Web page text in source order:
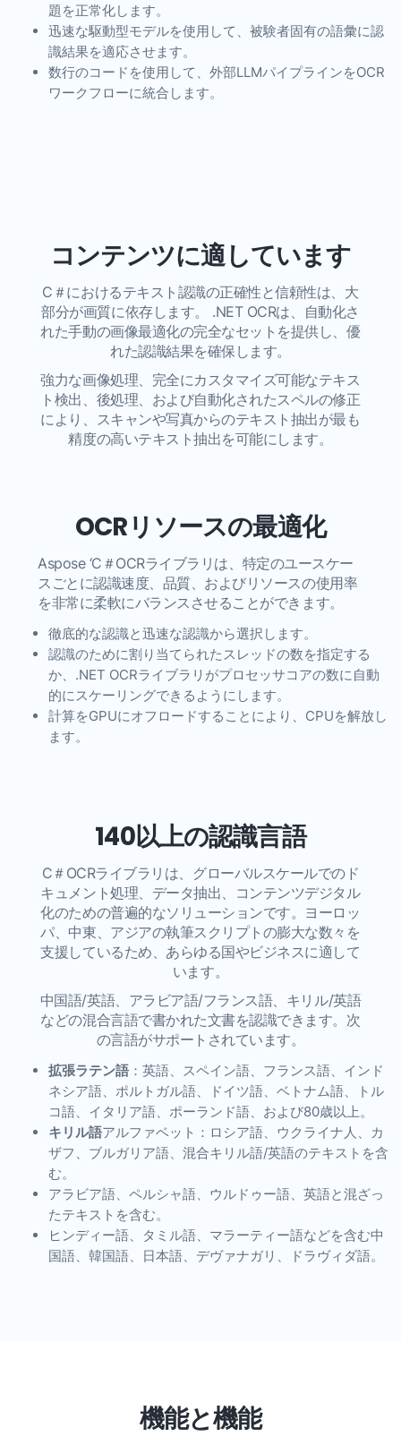
題を正常化します。
迅速な駆動型モデルを使用して、被験者固有の語彙に認
識結果を適応させます。
数行のコードを使用して、外部LLMパイプラインをOCR
ワークフローに統合します。
コンテンツに適しています
C＃におけるテキスト認識の正確性と信頼性は、大
部分が画質に依存します。 .NET OCRは、自動化さ
れた手動の画像最適化の完全なセットを提供し、優
れた認識結果を確保します。
強力な画像処理、完全にカスタマイズ可能なテキス
ト検出、後処理、および自動化されたスペルの修正
により、スキャンや写真からのテキスト抽出が最も
精度の高いテキスト抽出を可能にします。
OCRリソースの最適化
Aspose ‘C＃OCRライブラリは、特定のユースケー
スごとに認識速度、品質、およびリソースの使用率
を非常に柔軟にバランスさせることができます。
徹底的な認識と迅速な認識から選択します。
認識のために割り当てられたスレッドの数を指定する
か、.NET OCRライブラリがプロセッサコアの数に自動
的にスケーリングできるようにします。
計算をGPUにオフロードすることにより、CPUを解放し
ます。
140以上の認識言語
C＃OCRライブラリは、グローバルスケールでのド
キュメント処理、データ抽出、コンテンツデジタル
化のための普遍的なソリューションです。ヨーロッ
パ、中東、アジアの執筆スクリプトの膨大な数々を
支援しているため、あらゆる国やビジネスに適して
います。
中国語/英語、アラビア語/フランス語、キリル/英語
などの混合言語で書かれた文書を認識できます。次
の言語がサポートされています。
拡張ラテン語：英語、スペイン語、フランス語、インド
ネシア語、ポルトガル語、ドイツ語、ベトナム語、トル
コ語、イタリア語、ポーランド語、および80歳以上。
キリル語アルファベット：ロシア語、ウクライナ人、カ
ザフ、ブルガリア語、混合キリル語/英語のテキストを含
む。
アラビア語、ペルシャ語、ウルドゥー語、英語と混ざっ
たテキストを含む。
ヒンディー語、タミル語、マラーティー語などを含む中
国語、韓国語、日本語、デヴァナガリ、ドラヴィダ語。
機能と機能